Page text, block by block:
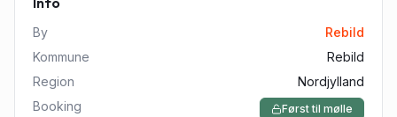
By
Rebild
Kommune
Rebild
Region
Nordjylland
Booking
Først til mølle